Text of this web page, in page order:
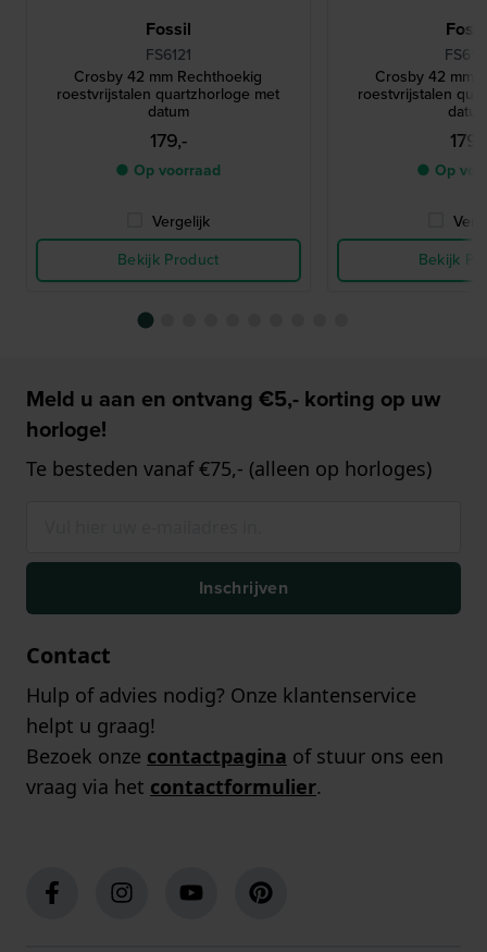
Fossil
FS6121
Crosby 42 mm Rechthoekig
roestvrijstalen quartzhorloge met
datum
179,-
● Op voorraad
Vergelijk
Bekijk Product
Crosby 42 mm
roestvrijstalen
179,-
● Op
Bekijk
Meld u aan en ontvang €5,- korting op uw
horloge!
Te besteden vanaf €75,- (alleen op horloges)
Inschrijven
Contact
Hulp of advies nodig? Onze klantenservice
helpt u graag!
Bezoek onze contactpagina of stuur ons een
vraag via het contactformulier.